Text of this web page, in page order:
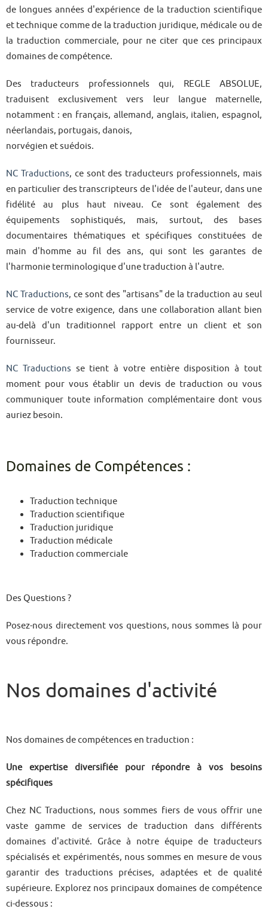
de longues années d'expérience de la traduction scientifique
et technique comme de la traduction juridique, médicale ou de
la traduction commerciale, pour ne citer que ces principaux
domaines de compétence.
Des traducteurs professionnels qui, REGLE ABSOLUE,
traduisent exclusivement vers leur langue maternelle,
notamment : en français, allemand, anglais, italien, espagnol,
néerlandais, portugais, danois,
norvégien et suédois.
NC Traductions, ce sont des traducteurs professionnels, mais
en particulier des transcripteurs de l'idée de l'auteur, dans une
fidélité au plus haut niveau. Ce sont également des
équipements sophistiqués, mais, surtout, des bases
documentaires thématiques et spécifiques constituées de
main d'homme au fil des ans, qui sont les garantes de
l'harmonie terminologique d'une traduction à l'autre.
NC Traductions, ce sont des "artisans" de la traduction au seul
service de votre exigence, dans une collaboration allant bien
au-delà d'un traditionnel rapport entre un client et son
fournisseur.
NC Traductions se tient à votre entière disposition à tout
moment pour vous établir un devis de traduction ou vous
communiquer toute information complémentaire dont vous
auriez besoin.
Domaines de Compétences :
Traduction technique
Traduction scientifique
Traduction juridique
Traduction médicale
Traduction commerciale
Des Questions ?
Posez-nous directement vos questions, nous sommes là pour
vous répondre.
Nos domaines d'activité
Nos domaines de compétences en traduction :
Une expertise diversifiée pour répondre à vos besoins
spécifiques
Chez NC Traductions, nous sommes fiers de vous offrir une
vaste gamme de services de traduction dans différents
domaines d'activité. Grâce à notre équipe de traducteurs
spécialisés et expérimentés, nous sommes en mesure de vous
garantir des traductions précises, adaptées et de qualité
supérieure. Explorez nos principaux domaines de compétence
ci-dessous :